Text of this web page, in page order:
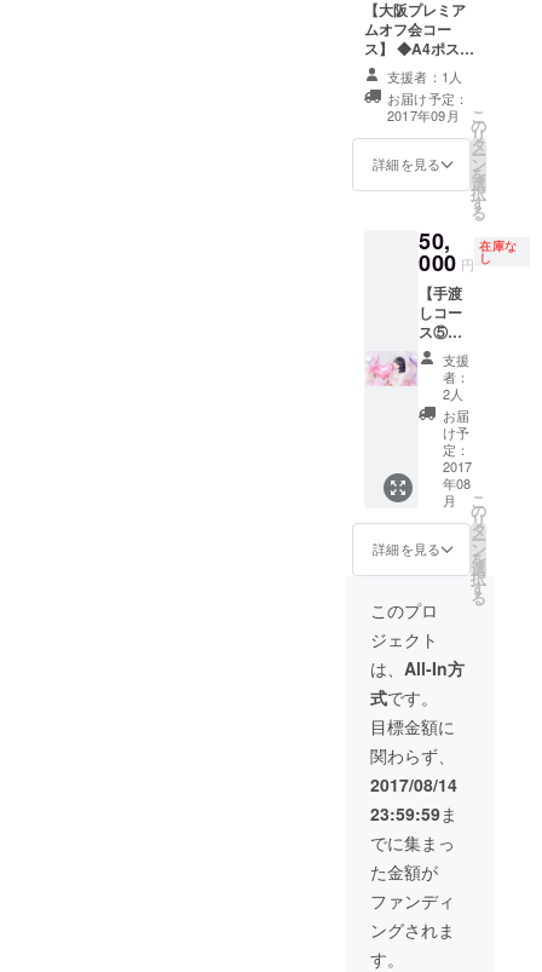
で、平日昼間、
平日夜間、土日
のお昼などでご
予定をあけやす
い方に限らせて
いただきます。
定Tシャ
ツ ◆お
手紙 ◆
写真集
撮影時
のチェ
キ5枚
set ◆オ
フ
◆ お店
を1店舗
晩ごは
んイベ
ント ※
晩ごは
んイベ
ント
は、お
店を2時
間貸切
にして
目の前
でしょ
ごはん
を作り
いま
片づけ
や準備
で行っ
ても
OK！開
催日時
は後日
相談し
ます。
ス】、【プレミ
アムオフ会コー
ス】は既にスペ
シャルオフ会、
お店貸切オフ
会、個別撮影会
のコースをご選
いただけません
のでご注意くだ
は、カフェや居
酒屋、動物園や
映画館など、あ
なたが行きたい
場所にしょこら
と行ける一対一
でのオフ会で
す。日時は後日
相談、お時間は2
時間程度です。
※飲食代、交通費
などのかかる費
用はご負担お願
いします。 ※公
共交通機関以外
ケなどの密室に
なる場所には同
※本人が大阪在住
の為、日程が限
られます。東京
近郊にお住まい
で、平日昼間、
平日夜間、土日
のお昼などでご
予定をあけやす
い方に限らせて
いただきます。
【大阪プレミア
ムオフ会コー
ス】 ◆A4ポス
ターラミカ(オフ
会コース限定柄)
裏一面にメッ
セージ) ◆写真集
撮影時のチェキ3
枚set ◆オフ
レムオフ会コー
アムオフ会コー
ス】は既にスペ
シャルオフ会、
お店貸切オフ
会、個別撮影会
のコースをご選
択の方はお選び
いただけません
のでご注意くだ
さい。 ※プレミ
アムオフ会と
は、カフェや居
映画館など、あ
なたが行きたい
と行ける一対一
す。日時は後日
相談、お時間は2
時間程度です。
※飲食代、交通費
などのかかる費
用はご負担お願
いします。 ※公
共交通機関以外
の利用、カラオ
ケなどの密室に
なる場所には同
行できません。
※大阪近郊にお住
まいで、平日昼
間、平日夜間、
土日のお昼など
でご予定をあけ
支援者：1人
お届け予定：
2017年09月
詳細を見る
こ
の
リ
タ
ー
ン
を
選
択
す
る
50,
000 円
在庫な
し
【手渡
しコー
ス⑤】
・お渡
し会&サ
イン会
参加権
・写真
集 ・生
写真
(A、
B、C)
フルコ
ンプ ・
特製ポ
スト
カード&
特製缶
バッジ
・写真
集撮影
時に
撮った
チェキ3
枚set ・
非売品
CF限定
Tシャツ
・ア
ザー
カット
写真集
・2017
年生誕
支援
者：
2人
お届
け予
定：
2017
年08
月
詳細を見る
こ
の
リ
タ
ー
ン
を
選
択
す
る
このプロ
ジェクト
は、 All-In方
式です。
目標金額に
関わらず、
2017/08/14
23:59:59ま
でに集まっ
た金額が
ファンディ
ングされま
す。